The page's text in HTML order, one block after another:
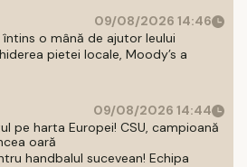
09/08/2026 14:46
întins o mână de ajutor leului
pietei locale, Moody’s a
09/08/2026 14:44
pe harta Europei! CSU, campioană
oară
handbalul sucevean! Echipa